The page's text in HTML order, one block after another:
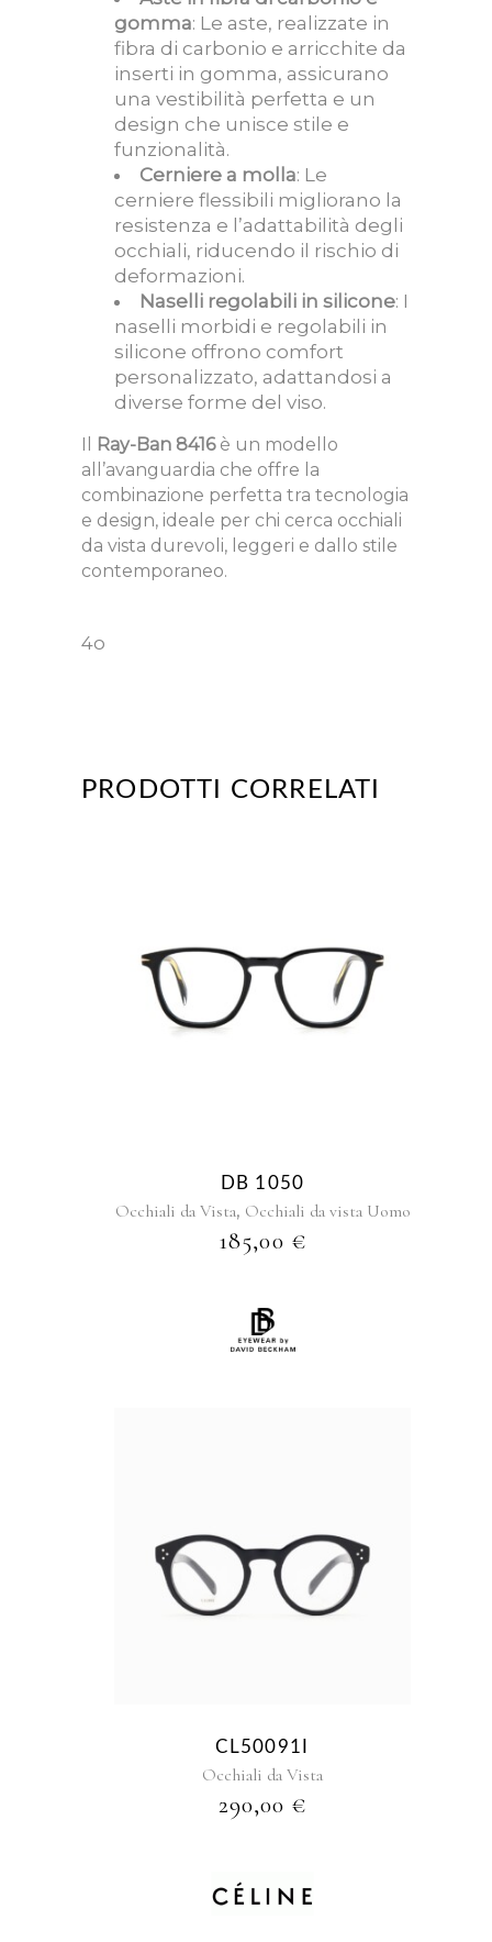
gomma: Le aste, realizzate in
fibra di carbonio e arricchite da
inserti in gomma, assicurano
una vestibilità perfetta e un
design che unisce stile e
funzionalità.
Cerniere a molla: Le
cerniere flessibili migliorano la
resistenza e l’adattabilità degli
occhiali, riducendo il rischio di
deformazioni.
Naselli regolabili in silicone: I
naselli morbidi e regolabili in
silicone offrono comfort
personalizzato, adattandosi a
diverse forme del viso.
Il Ray-Ban 8416è un modello
all’avanguardia che offre la
combinazione perfetta tra tecnologia
e design, ideale per chi cerca occhiali
da vista durevoli, leggeri e dallo stile
contemporaneo.
4o
PRODOTTI CORRELATI
DB 1050
Occhiali da Vista, Occhiali da vista Uomo
185,00 €
CL50091I
Occhiali da Vista
290,00 €